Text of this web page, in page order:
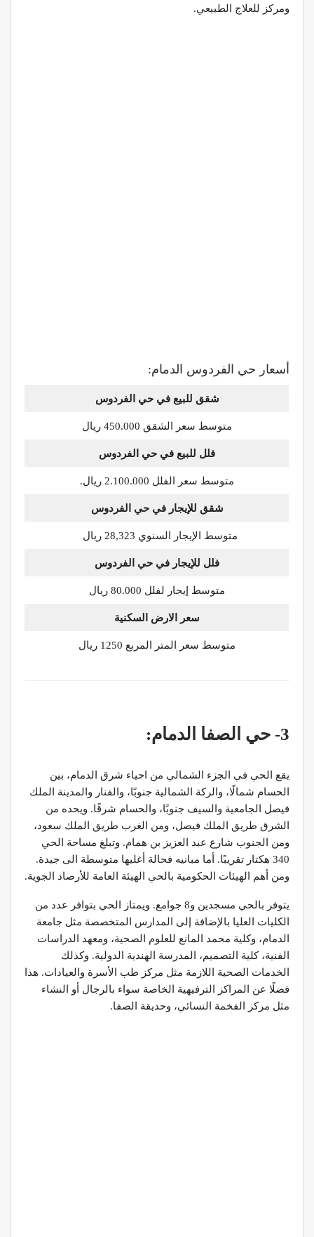
ومركز للعلاج الطبيعي.
أسعار حي الفردوس الدمام:
شقق للبيع في حي الفردوس
متوسط سعر الشقق 450.000 ريال
فلل للبيع في حي الفردوس
متوسط سعر الفلل 2.100.000 ريال.
شقق للإيجار في حي الفردوس
متوسط الإيجار السنوي 28,323 ريال
فلل للإيجار في حي الفردوس
متوسط إيجار لفلل 80.000 ريال
سعر الارض السكنية
متوسط سعر المتر المربع 1250 ريال
3- حي الصفا الدمام:
يقع الحي في الجزء الشمالي من احياء شرق الدمام، بين
الحسام شمالًا، والركة الشمالية جنوبًا، والفنار والمدينة الملك
فيصل الجامعية والسيف جنوبًا، والحسام شرقًا. ويحده من
الشرق طريق الملك فيصل، ومن الغرب طريق الملك سعود،
ومن الجنوب شارع عبد العزيز بن همام. وتبلغ مساحة الحي
340 هكتار تقريبًا. أما مبانيه فحالة أغليها متوسطة الى جيدة.
ومن أهم الهيئات الحكومية بالحي الهيئة العامة للأرصاد الجوية.
يتوفر بالحي مسجدين و8 جوامع. ويمتاز الحي بتوافر عدد من
الكليات العليا بالإضافة إلى المدارس المتخصصة مثل جامعة
الدمام، وكلية محمد المانع للعلوم الصحية، ومعهد الدراسات
الفنية، كلية التصميم، المدرسة الهندية الدولية. وكذلك
الخدمات الصحية اللازمة مثل مركز طب الأسرة والعيادات. هذا
فضلًا عن المراكز الترفيهية الخاصة سواء بالرجال أو النشاء
مثل مركز الفخمة النسائي، وحديقة الصفا.